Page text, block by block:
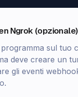
Ngrok (opzionale)
programma sul tuo
deve creare un
gli eventi